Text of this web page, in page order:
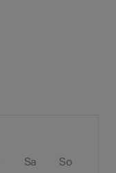
Sa So